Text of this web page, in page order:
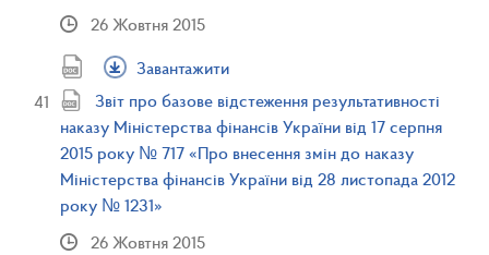
26 Жовтня 2015
Завантажити
Звіт про базове відстеження результативності
наказу Міністерства фінансів України від 17 серпня
2015 року № 717 «Про внесення змін до наказу
Міністерства фінансів України від 28 листопада 2012
року № 1231»
26 Жовтня 2015